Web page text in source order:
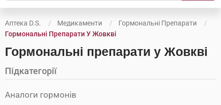
Аптека D.S. Медикаменти
Гормональні Препарати
Гормональні Препарати У Жовкві
Гормональні препарати у Жовкві
Підкатегорії
Аналоги гормонів